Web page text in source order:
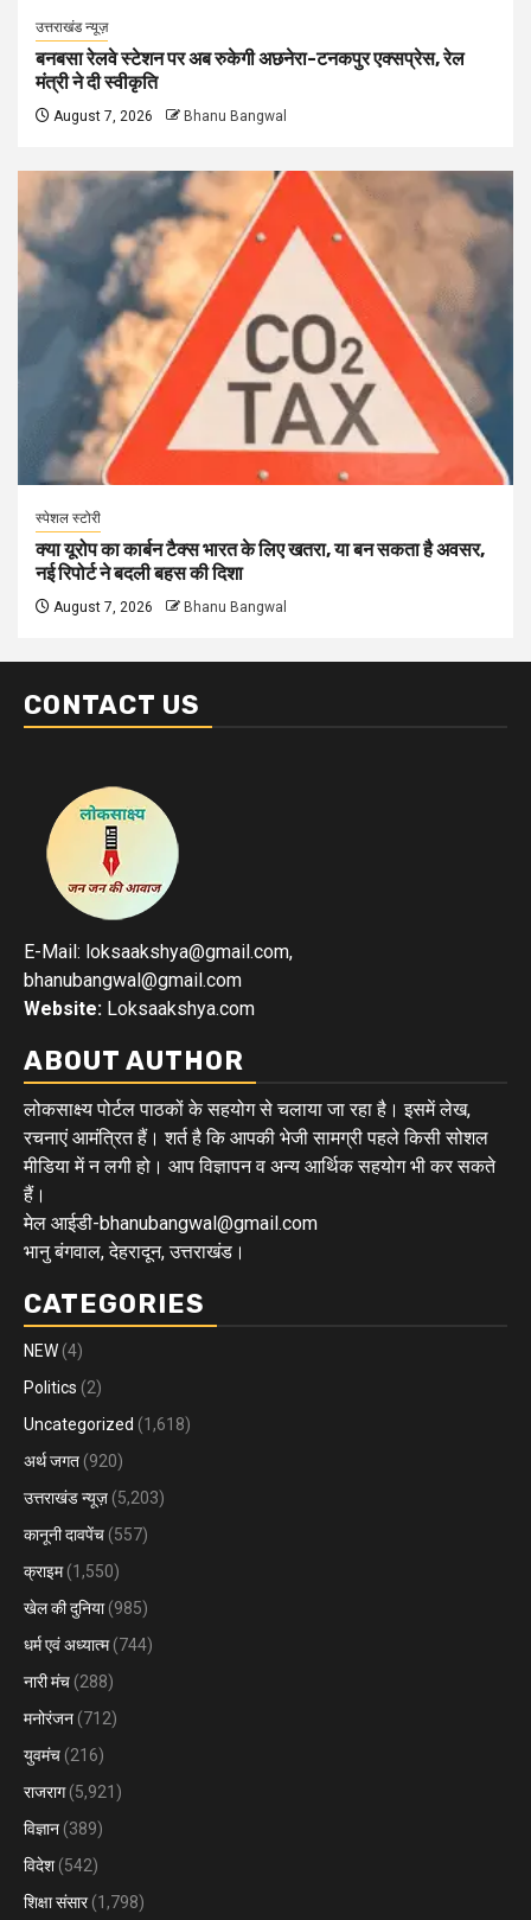
उत्तराखंड न्यूज़
बनबसा रेलवे स्टेशन पर अब रुकेगी अछनेरा-टनकपुर एक्सप्रेस, रेल
मंत्री ने दी स्वीकृति
August 7, 2026 Bhanu Bangwal
स्पेशल स्टोरी
क्या यूरोप का कार्बन टैक्स भारत के लिए खतरा, या बन सकता है अवसर,
नई रिपोर्ट ने बदली बहस की दिशा
August 7, 2026 Bhanu Bangwal
CONTACT US
E-Mail: loksaakshya@gmail.com,
bhanubangwal@gmail.com
Website: Loksaakshya.com
ABOUT AUTHOR
लोकसाक्ष्य पोर्टल पाठकों के सहयोग से चलाया जा रहा है। इसमें लेख,
रचनाएं आमंत्रित हैं। शर्त है कि आपकी भेजी सामग्री पहले किसी सोशल
मीडिया में न लगी हो। आप विज्ञापन व अन्य आर्थिक सहयोग भी कर सकते
हैं।
मेल आईडी-bhanubangwal@gmail.com
भानु बंगवाल, देहरादून, उत्तराखंड।
CATEGORIES
NEW (4)
Politics (2)
Uncategorized (1,618)
अर्थ जगत (920)
उत्तराखंड न्यूज़ (5,203)
कानूनी दावपेंच (557)
क्राइम(1,550)
खेल की दुनिया(985)
धर्म एवं अध्यात्म(744)
नारी मंच (288)
मनोरंजन (712)
युवमंच (216)
राजराग(5,921)
विज्ञान (389)
विदेश (542)
शिक्षा संसार(1,798)